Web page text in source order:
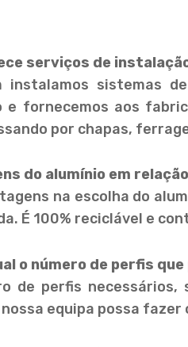
serviços de
instalamos sistemas
e fornecemos aos
por chapas,
do alumínio em
na escolha do
É 100% reciclável e
o número de perfis
de perfis
equipa possa